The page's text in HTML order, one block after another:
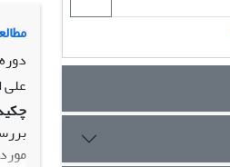
دوره 11، 1 (اولین ویژه نامه جامعه شناسی خانواده)، بهار 1396، صفحه